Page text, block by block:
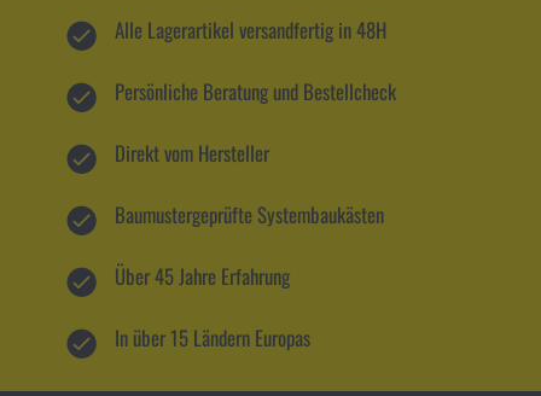
Alle Lagerartikel versandfertig in 48H
Persönliche Beratung und Bestellcheck
Direkt vom Hersteller
Baumustergeprüfte Systembaukästen
Über 45 Jahre Erfahrung
In über 15 Ländern Europas